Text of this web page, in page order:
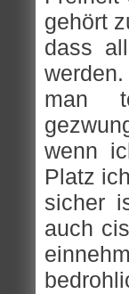
gehört
dass
man
wenn
Platz
sicher
auch